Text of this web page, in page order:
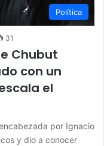
Política
31
Chubut
con un
el
por Ignacio
y dio a conocer